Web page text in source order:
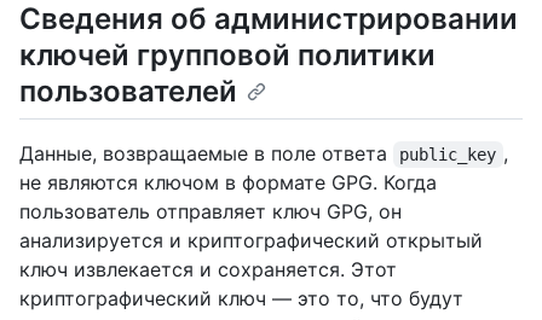
Сведения об администрировании
ключей групповой политики
пользователей
Данные, возвращаемые в поле ответа public_key ,
не являются ключом в формате GPG. Когда
пользователь отправляет ключ GPG, он
анализируется и криптографический открытый
ключ извлекается и сохраняется. Этот
криптографический ключ — это то, что будут